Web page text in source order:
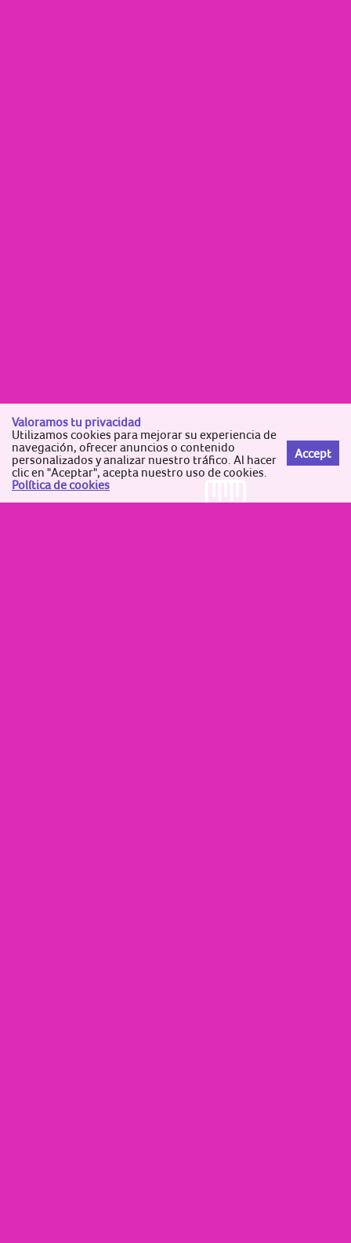
Valoramos tu privacidad
Utilizamos cookies para mejorar su experiencia de
navegación, ofrecer anuncios o contenido
personalizados y analizar nuestro tráfico. Al hacer
clic en "Aceptar", acepta nuestro uso de cookies.
Política de cookies
Accept